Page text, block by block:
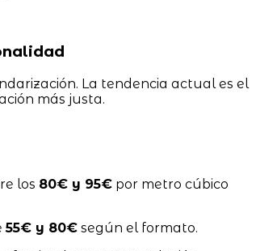
La tendencia actual es el
más justa.
los 80€ y 95€por metro cúbico
55€ y 80€según el formato.